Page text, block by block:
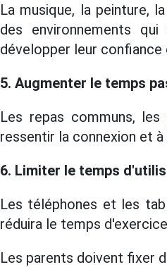
La musique, la peinture,
des environnements
développer leur confiance
5. Augmenter le temps
Les repas communs,
ressentir la connexion et
6. Limiter le temps
Les téléphones et les
réduira le temps
Les parents doivent fixer